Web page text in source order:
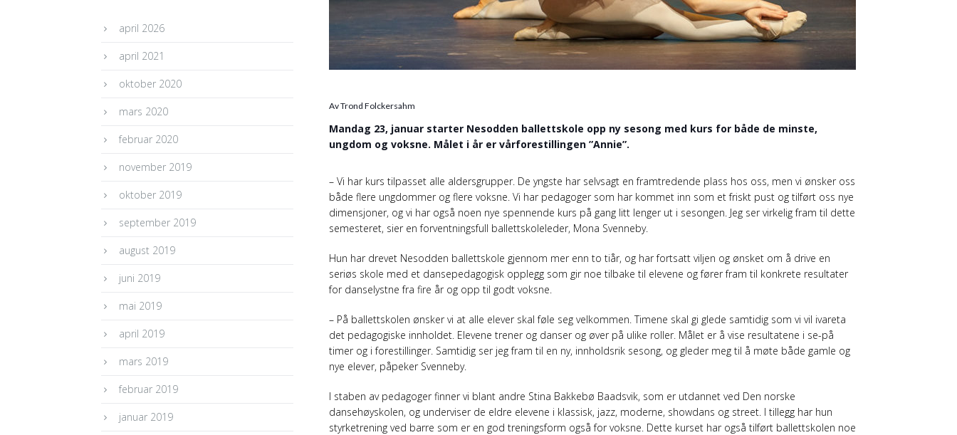
Av Trond Folckersahm
Mandag 23, januar starter Nesodden ballettskole opp ny sesong med kurs for både de minste,
ungdom og voksne. Målet i år er vårforestillingen ”Annie”.
– Vi har kurs tilpasset alle aldersgrupper. De yngste har selvsagt en framtredende plass hos oss, men vi ønsker oss
både flere ungdommer og flere voksne. Vi har pedagoger som har kommet inn som et friskt pust og tilført oss nye
dimensjoner, og vi har også noen nye spennende kurs på gang litt lenger ut i sesongen. Jeg ser virkelig fram til dette
semesteret, sier en forventningsfull ballettskoleleder, Mona Svenneby.
Hun har drevet Nesodden ballettskole gjennom mer enn to tiår, og har fortsatt viljen og ønsket om å drive en
seriøs skole med et dansepedagogisk opplegg som gir noe tilbake til elevene og fører fram til konkrete resultater
for danselystne fra fire år og opp til godt voksne.
– På ballettskolen ønsker vi at alle elever skal føle seg velkommen. Timene skal gi glede samtidig som vi vil ivareta
det pedagogiske innholdet. Elevene trener og danser og øver på ulike roller. Målet er å vise resultatene i se-på
timer og i forestillinger. Samtidig ser jeg fram til en ny, innholdsrik sesong, og gleder meg til å møte både gamle og
nye elever, påpeker Svenneby.
I staben av pedagoger finner vi blant andre Stina Bakkebø Baadsvik, som er utdannet ved Den norske
dansehøyskolen, og underviser de eldre elevene i klassisk, jazz, moderne, showdans og street. I tillegg har hun
styrketrening ved barre som er en god treningsform også for voksne. Dette kurset har også tilført ballettskolen noe
april 2026
april 2021
oktober 2020
mars 2020
februar 2020
november 2019
oktober 2019
september 2019
august 2019
juni 2019
mai 2019
april 2019
mars 2019
februar 2019
januar 2019